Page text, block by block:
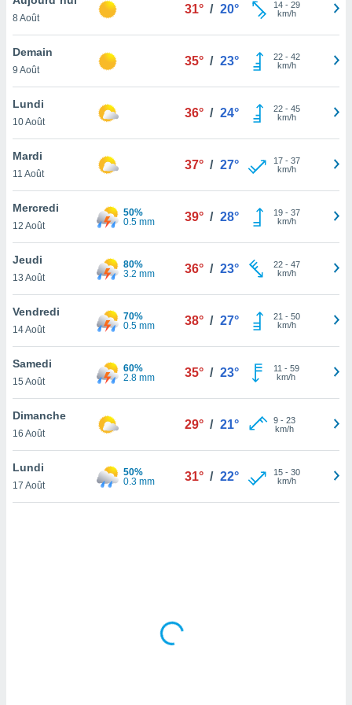
et
»,
au
vous
qu'ils
ou
le
ainsi
un
la
du
en
de
8 Août
31° / 20° 14- 29
km/h
Demain
9 Août
35° / 23° 22- 42
km/h
Lundi
10 Août
36° / 24° 22- 45
km/h
Mardi
11 Août
37° / 27° 17- 37
km/h
Mercredi
12 Août
50%
0.5 mm
39° / 28° 19- 37
km/h
Jeudi
13 Août
80%
3.2 mm
36° / 23° 22- 47
km/h
Vendredi
14 Août
70%
0.5 mm
38° / 27° 21 - 50
km/h
Samedi
15 Août
60%
2.8 mm
35° / 23° 11 - 59
km/h
Dimanche
16 Août
29° / 21° 9- 23
km/h
Lundi
17 Août
50%
0.3 mm
31° / 22° 15- 30
km/h